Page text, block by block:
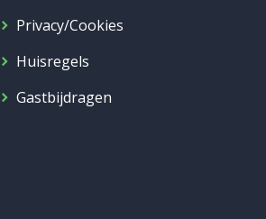
Privacy/Cookies
Huisregels
Gastbijdragen